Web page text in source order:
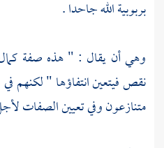
بربوبية الله جاحدا .
وهي أن يقال : " هذه صفة
نقص فيتعين انتفاؤها " لكنهم
متنازعون وفي تعيين الصفات